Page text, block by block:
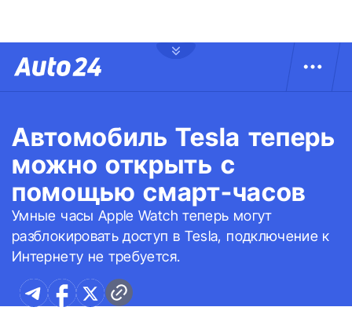
Автомобиль Tesla теперь
можно открыть с
помощью смарт-часов
Умные часы Apple Watch теперь могут
разблокировать доступ в Tesla, подключение к
Интернету не требуется.